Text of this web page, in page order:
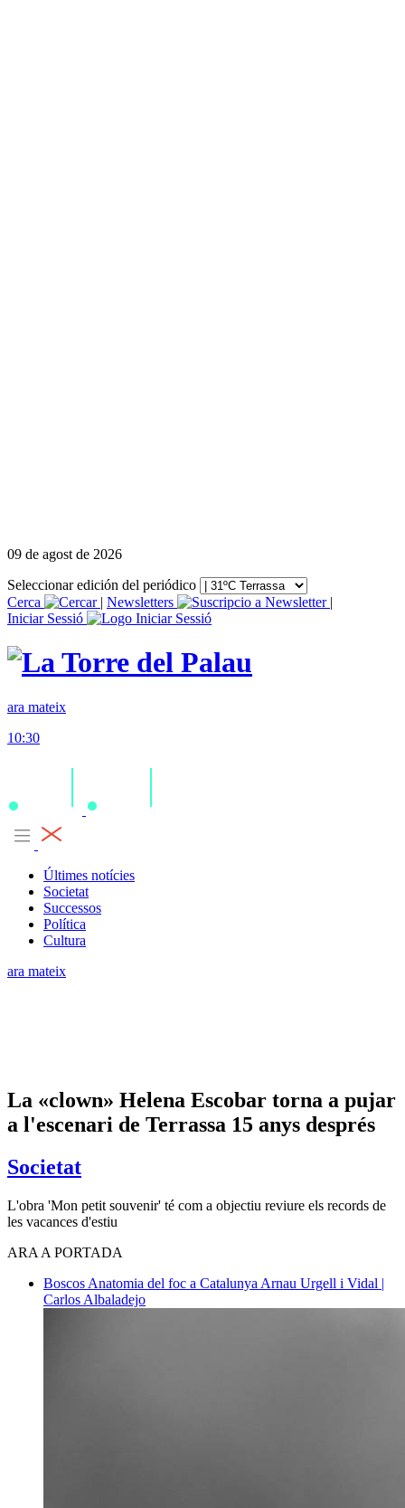
09 de agost de 2026
Seleccionar edición del periódico
Cerca
| Newsletters
|
Iniciar Sessió
ara mateix
10:30
Últimes notícies
Societat
Successos
Política
Cultura
ara mateix
La «clown» Helena Escobar torna a pujar
a l'escenari de Terrassa 15 anys després
Societat
L'obra 'Mon petit souvenir' té com a objectiu reviure els records de
les vacances d'estiu
ARA A PORTADA
Boscos Anatomia del foc a Catalunya Arnau Urgell i Vidal |
Carlos Albaladejo